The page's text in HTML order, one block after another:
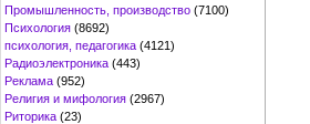
Промышленность, производство (7100)
Психология (8692)
психология, педагогика (4121)
Радиоэлектроника (443)
Реклама (952)
Религия и мифология (2967)
Риторика (23)